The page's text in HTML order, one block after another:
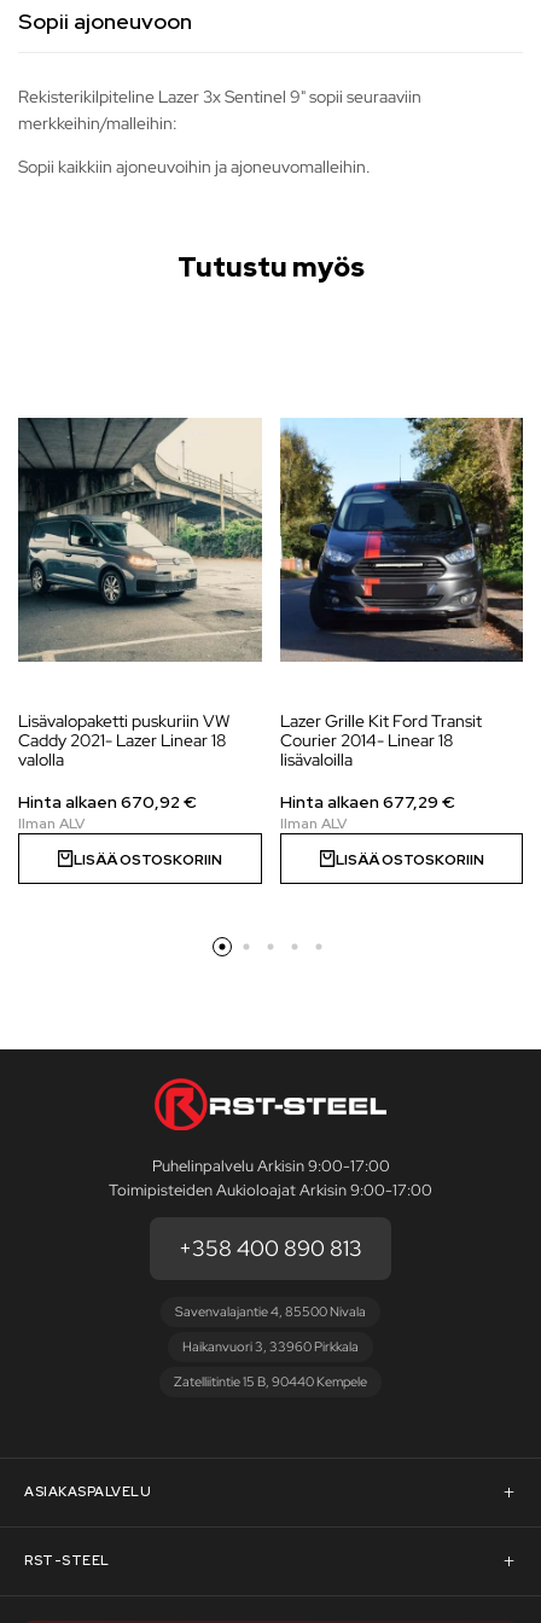
Sopii ajoneuvoon
Rekisterikilpiteline Lazer 3x Sentinel 9" sopii seuraaviin
merkkeihin/malleihin:
Sopii kaikkiin ajoneuvoihin ja ajoneuvomalleihin.
Tutustu myös
Lisävalopaketti puskuriin VW
Caddy 2021- Lazer Linear 18
valolla
Hinta alkaen670,92€
LISÄÄ OSTOSKORIIN
Lazer Grille Kit Ford Transit
Courier 2014- Linear 18
lisävaloilla
Hinta alkaen 677,29 €
LISÄÄ OSTOSKORIIN
Puhelinpalvelu Arkisin 9:00-17:00
Toimipisteiden Aukioloajat Arkisin 9:00-17:00
+358 400 890 813
Savenvalajantie 4, 85500 Nivala
Haikanvuori 3, 33960 Pirkkala
Zatelliitintie 15 B, 90440 Kempele
ASIAKASPALVELU
Asiakaspalvelu
Pyydä tarjous
RST-STEEL